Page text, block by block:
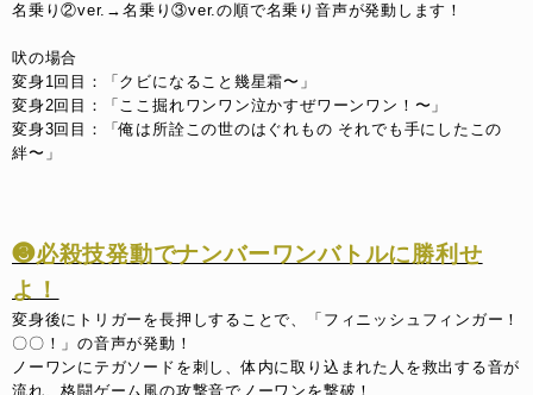
名乗り②ver.→名乗り③ver.の順で名乗り音声が発動します！
吠の場合
変身1回目：「クビになること幾星霜〜」
変身2回目：「ここ掘れワンワン泣かすぜワーンワン！〜」
変身3回目：「俺は所詮この世のはぐれもの それでも手にしたこの
絆〜」
❸必殺技発動でナンバーワンバトルに勝利せ
よ！
変身後にトリガーを長押しすることで、「フィニッシュフィンガー！
〇〇！」の音声が発動！
ノーワンにテガソードを刺し、体内に取り込まれた人を救出する音が
流れ、格闘ゲーム風の攻撃音でノーワンを撃破！